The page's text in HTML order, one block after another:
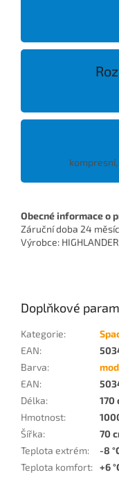
Obecné informace o
Záruční doba 24
Výrobce: HIGHLANDER
Doplňkové
Kategorie:
EAN:
Barva:
EAN:
Délka:
170
Hmotnost:
Šířka:
70
Teplota extrém:
-8
Teplota komfort: +6